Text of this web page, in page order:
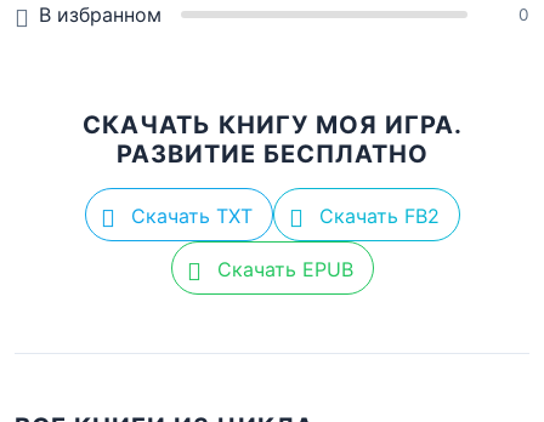
В избранном 0
СКАЧАТЬ КНИГУ МОЯ ИГРА.
РАЗВИТИЕ БЕСПЛАТНО
Скачать TXT Скачать FB2
Скачать EPUB